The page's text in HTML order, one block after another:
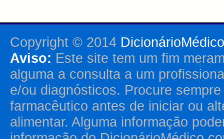
Copyright © 2014
Aviso: Este site tem um fim
alguma a consulta a um
e/ou diagnósticos. Procure
farmacêutico antes de iniciar ou
alimentar. Alguma informação